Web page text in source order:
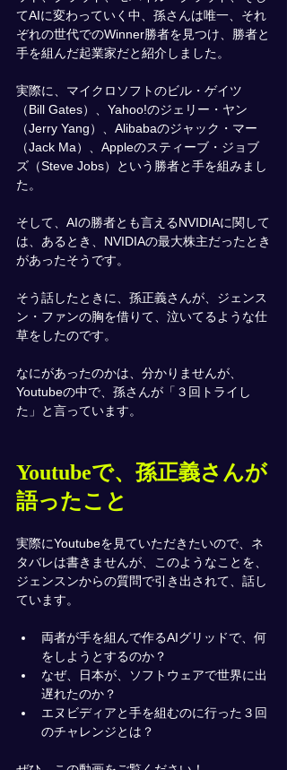
てAIに変わっていく中、孫さんは唯一、それ
ぞれの世代でのWinner勝者を見つけ、勝者と
手を組んだ起業家だと紹介しました。
実際に、マイクロソフトのビル・ゲイツ
（Bill Gates）、Yahoo!のジェリー・ヤン
（Jerry Yang）、Alibabaのジャック・マー
（Jack Ma）、Appleのスティーブ・ジョブ
ズ（Steve Jobs）という勝者と手を組みまし
た。
そして、AIの勝者とも言えるNVIDIAに関して
は、あるとき、NVIDIAの最大株主だったとき
があったそうです。
そう話したときに、孫正義さんが、ジェンス
ン・ファンの胸を借りて、泣いてるような仕
草をしたのです。
なにがあったのかは、分かりませんが、
Youtubeの中で、孫さんが「３回トライし
た」と言っています。
Youtubeで、孫正義さんが
語ったこと
実際にYoutubeを見ていただきたいので、ネ
タバレは書きませんが、このようなことを、
ジェンスンからの質問で引き出されて、話し
ています。
両者が手を組んで作るAIグリッドで、何
をしようとするのか？
なぜ、日本が、ソフトウェアで世界に出
遅れたのか？
エヌビディアと手を組むのに行った３回
のチャレンジとは？